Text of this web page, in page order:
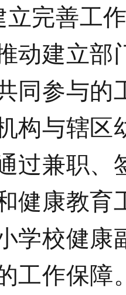
完善工
动建立部
同参与的
构与辖
过兼职、
健康教育
学校健康
工作保障